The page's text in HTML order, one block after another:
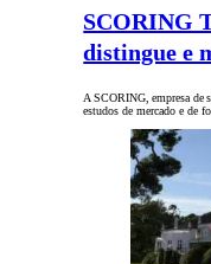
SCORING
distingue e
A SCORING, empresa de
estudos de mercado e de